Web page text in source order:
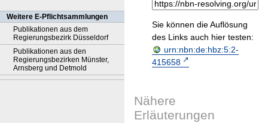
Weitere E-Pflichtsammlungen
Publikationen aus dem
Regierungsbezirk Düsseldorf
Publikationen aus den
Regierungsbezirken Münster,
Arnsberg und Detmold
Sie können die Auflösung
des Links auch hier testen:
urn:nbn:de:hbz:5:2-
415658
Nähere
Erläuterungen